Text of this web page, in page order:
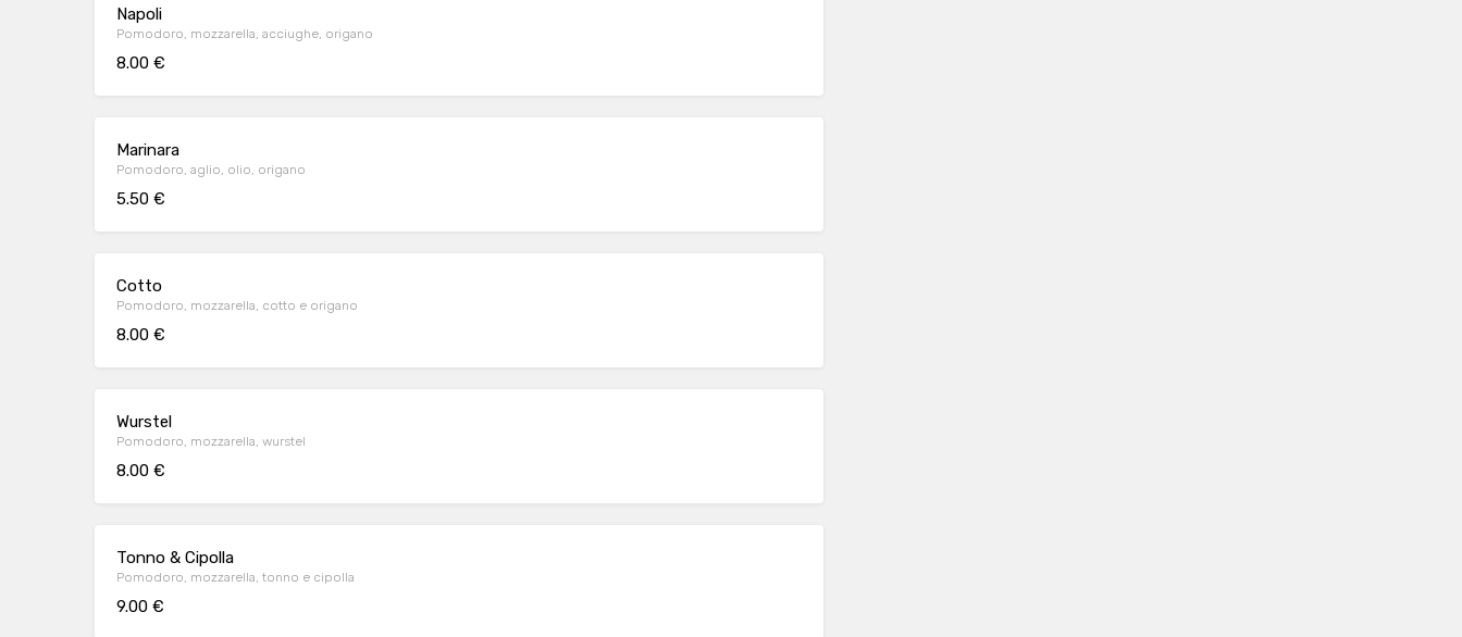
Napoli
Pomodoro, mozzarella, acciughe, origano
8.00 €
Marinara
Pomodoro, aglio, olio, origano
5.50 €
Cotto
Pomodoro, mozzarella, cotto e origano
8.00 €
Wurstel
Pomodoro, mozzarella, wurstel
8.00 €
Tonno & Cipolla
Pomodoro, mozzarella, tonno e cipolla
9.00 €